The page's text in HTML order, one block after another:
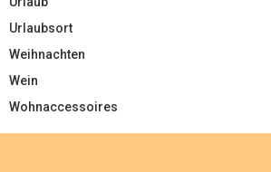
Urlaubsort
Weihnachten
Wein
Wohnaccessoires